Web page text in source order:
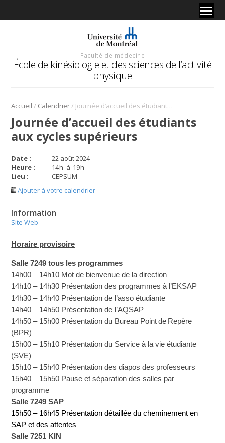
Faculté de médecine
École de kinésiologie et des sciences de l’activité
physique
Accueil / Calendrier/ Journée d’accueil des étudiants aux cycles supérieurs
Journée d’accueil des étudiants
aux cycles supérieurs
Date :
22 août 2024
Heure :
14h à 19h
Lieu :
CEPSUM
Ajouter à votre calendrier
Information
Site Web
Horaire provisoire
Salle 7249 tous les programmes
14h00 – 14h10 Mot de bienvenue de la direction
14h10 – 14h30 Présentation des programmes à l’EKSAP
14h30 – 14h40 Présentation de l’asso étudiante
14h40 – 14h50 Présentation de l’AQSAP
14h50 – 15h00 Présentation du Bureau Point de Repère
(BPR)
15h00 – 15h10 Présentation du Service à la vie étudiante
(SVE)
15h10 – 15h40 Présentation des diapos des professeurs
15h40 – 15h50 Pause et séparation des salles par
programme
Salle 7249 SAP
15h50 – 16h45 Présentation détaillée du cheminement en
SAP et des attentes
Salle 7251 KIN